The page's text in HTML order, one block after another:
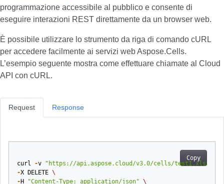
programmazione accessibile al pubblico e consente di
eseguire interazioni REST direttamente da un browser web.
È possibile utilizzare lo strumento da riga di comando cURL
per accedere facilmente ai servizi web Aspose.Cells.
L’esempio seguente mostra come effettuare chiamate al Cloud
API con cURL.
Request
Copy
curl -v
"https://api.aspose.cloud/v3.0/cells/test1.xlsx/
-X DELETE \
- H "Content-Type: application/json" \
Response